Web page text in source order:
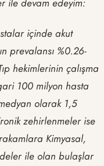
ile devam edeyim:
içinde akut
prevalansı %0.26-
hekimlerinin çalışma
100 milyon hasta
olarak 1,5
zehirlenmeler ise
Kimyasal,
ile olan bulaşlar